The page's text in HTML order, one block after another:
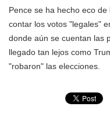
Pence se ha hecho eco
contar los votos "legales"
donde aún se cuentan las
llegado tan lejos como
"robaron" las elecciones.